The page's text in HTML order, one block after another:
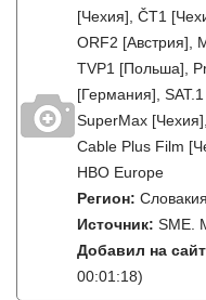
[Чехия], ČT1
ORF2 [Австрия],
TVP1 [Польша],
[Германия],
SuperMax
Cable Plus Film
HBO Europe
Регион: Словакия
Источник: SME.
Добавил на
00:01:18)